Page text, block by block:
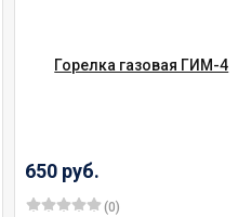
650 руб.
(0)